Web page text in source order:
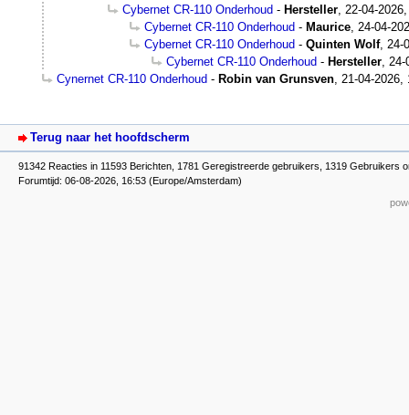
Cybernet CR-110 Onderhoud - Hersteller 22-04-
Cybernet CR-110 Onderhoud - Maurice 24-04-
Cybernet CR-110 Onderhoud - Quinten Wolf, 24-
Cybernet CR-110 Onderhoud - Hersteller 24-
Cynernet CR-110 Onderhoud - Robin van Grunsven 21-04-2026,
Terug naar het hoofdscherm
91342 Reacties in 11593 Berichten, 1781 Geregistreerde gebruikers, 1319 Gebruikers
Forumtijd: 06-08-2026, 16:53 (Europe/Amsterdam)